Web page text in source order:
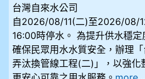
台灣自來水公司
自2026/08/11(二)至2026/08/
16:00時停水。 為提升供水穩
確保民眾用水水質安全，辦理
弄汰換管線工程(二)」，以強化